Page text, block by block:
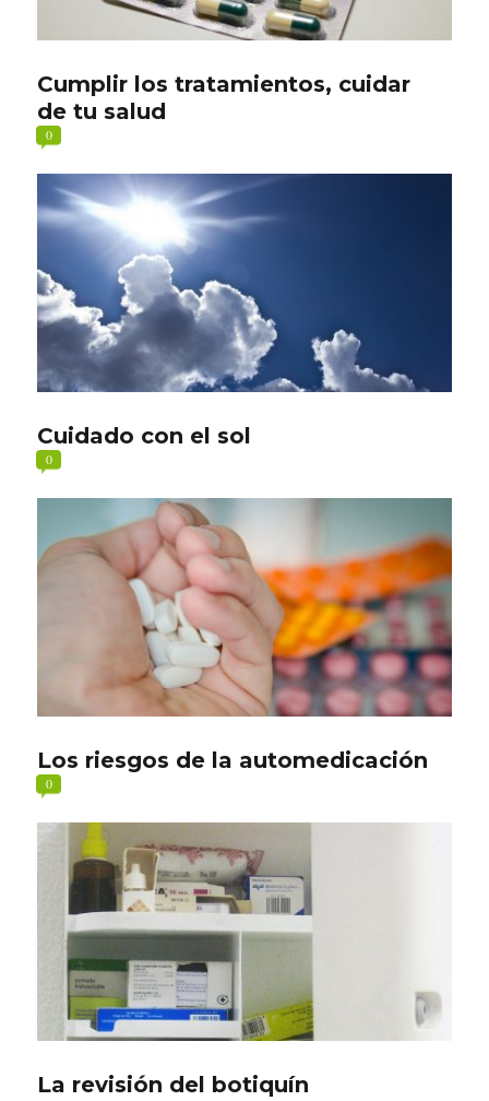
Cumplir los tratamientos, cuidar
de tu salud
0
Cuidado con el sol
0
Los riesgos de la automedicación
0
La revisión del botiquín